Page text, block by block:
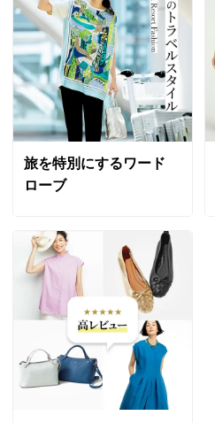
旅を特別にするワード
ローブ